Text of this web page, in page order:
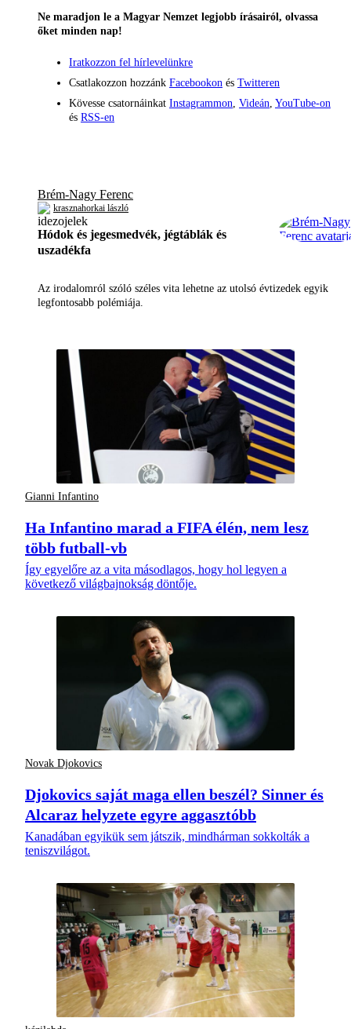
Ne maradjon le a Magyar Nemzet legjobb írásairól, olvassa
őket minden nap!
Iratkozzon fel hírlevelünkre
Csatlakozzon hozzánk Facebookon és Twitteren
Kövesse csatornáinkat Instagrammon, Videán, YouTube-on
és RSS-en
Brém-Nagy Ferenc
krasznahorkai lászló
Hódok és jegesmedvék, jégtáblák és
uszadékfa
Az irodalomról szóló széles vita lehetne az utolsó évtizedek egyik
legfontosabb polémiája.
Gianni Infantino
Ha Infantino marad a FIFA élén, nem lesz
több futball-vb
Így egyelőre az a vita másodlagos, hogy hol legyen a
következő világbajnokság döntője.
Novak Djokovics
Djokovics saját maga ellen beszél? Sinner és
Alcaraz helyzete egyre aggasztóbb
Kanadában egyikük sem játszik, mindhárman sokkolták a
teniszvilágot.